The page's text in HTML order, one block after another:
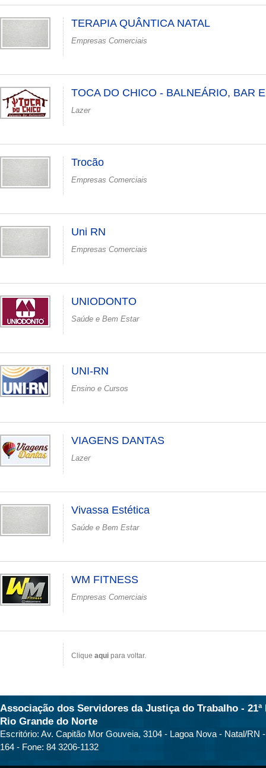
TERAPIA QUÂNTICA NATAL
Empresas Comerciais
TOCA DO CHICO - BALNEÁRIO, BAR
Lazer
Trocão
Empresas Comerciais
Uni RN
Empresas Comerciais
UNIODONTO
Saúde e Bem Estar
UNI-RN
Ensino e Cursos
VIAGENS DANTAS
Lazer
Vivassa Estética
Saúde e Bem Estar
WM FITNESS
Empresas Comerciais
Clique aqui para voltar.
Associação dos Servidores da Justiça do Trabalho - 21ª
Rio Grande do Norte
Escritório: Av. Capitão Mor Gouveia, 3104 - Lagoa Nova - Natal/RN
164 - Fone: 84 3206-1132